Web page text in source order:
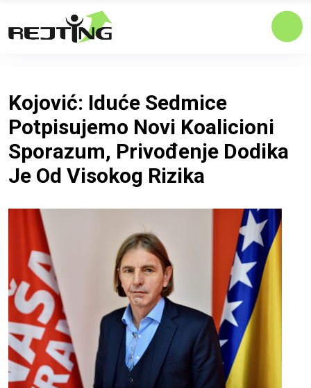
Kojović: Iduće Sedmice
Potpisujemo Novi Koalicioni
Sporazum, Privođenje Dodika
Je Od Visokog Rizika